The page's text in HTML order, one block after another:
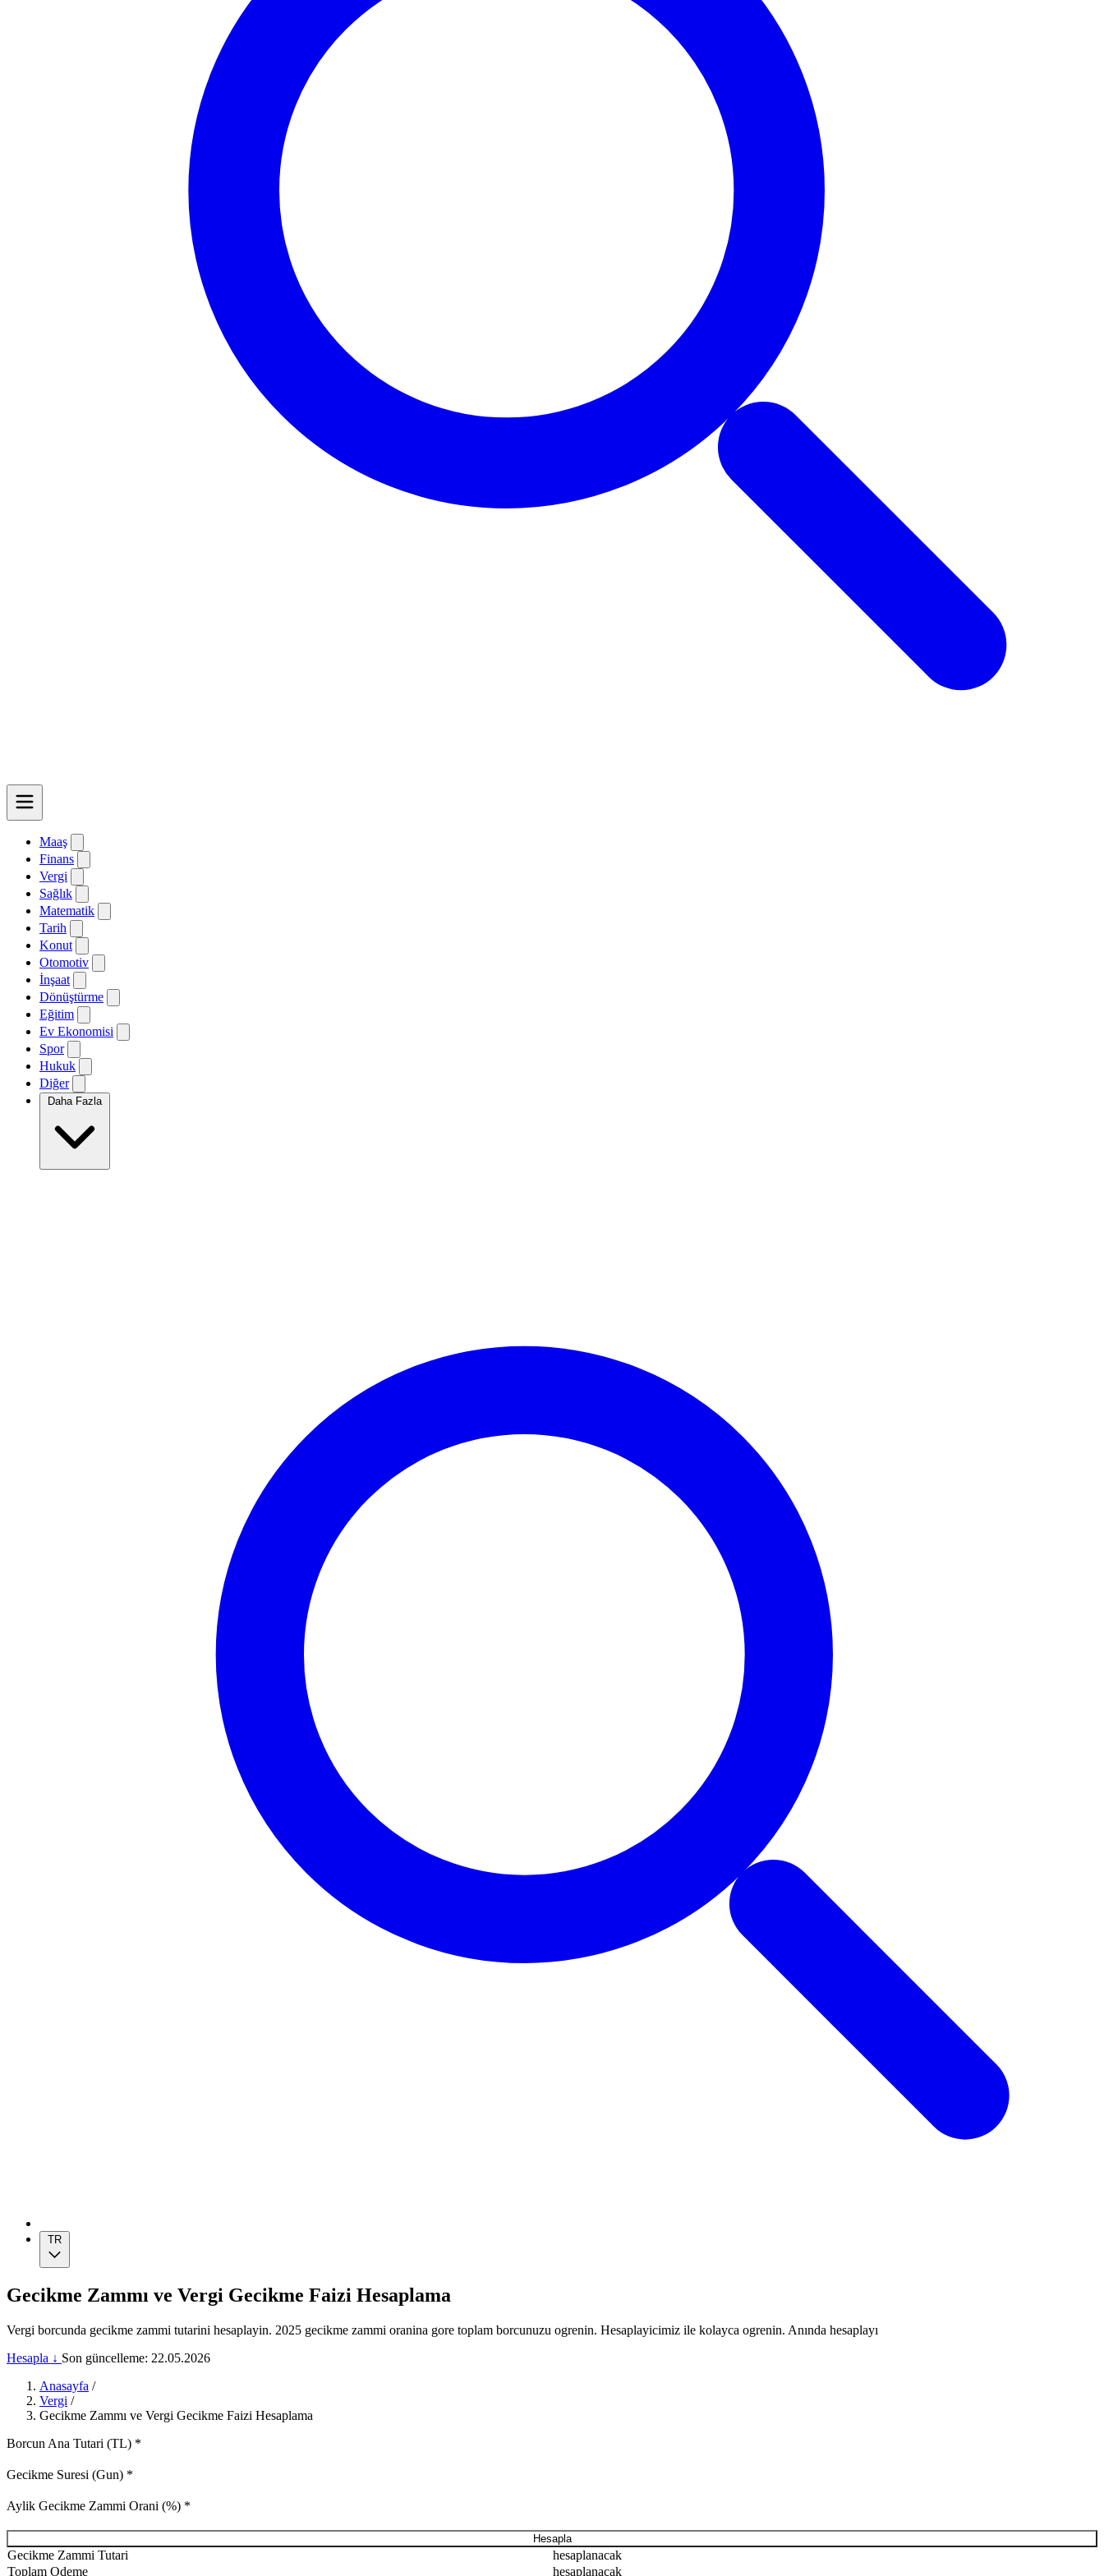
Maaş
Finans
Vergi
Sağlık
Matematik
Tarih
Konut
Otomotiv
İnşaat
Dönüştürme
Eğitim
Ev Ekonomisi
Spor
Hukuk
Diğer
Daha Fazla
TR
Gecikme Zammı ve Vergi Gecikme Faizi Hesaplama
Vergi borcunda gecikme zammi tutarini hesaplayin. 2025 gecikme zammi oranina gore toplam borcunuzu ogrenin. Hesaplayicimiz ile kolayca ogrenin. Anında hesaplayı
Hesapla ↓ Son güncelleme: 22.05.2026
Anasayfa /
Vergi /
Gecikme Zammı ve Vergi Gecikme Faizi Hesaplama
Borcun Ana Tutari (TL) *
Gecikme Suresi (Gun) *
Aylik Gecikme Zammi Orani (%) *
Hesapla
Gecikme Zammi Tutari
hesaplanacak
Toplam Odeme
hesaplanacak